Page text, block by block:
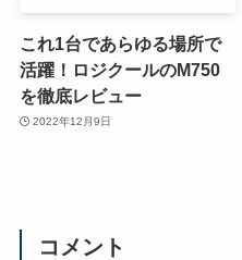
これ1台であらゆる場所で
活躍！ロジクールのM750
を徹底レビュー
2022年12月9日
コメント